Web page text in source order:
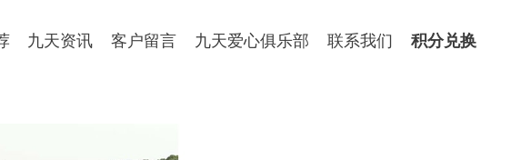
九天资讯 客户留言 九天爱心俱乐部 联系我们 积分兑换